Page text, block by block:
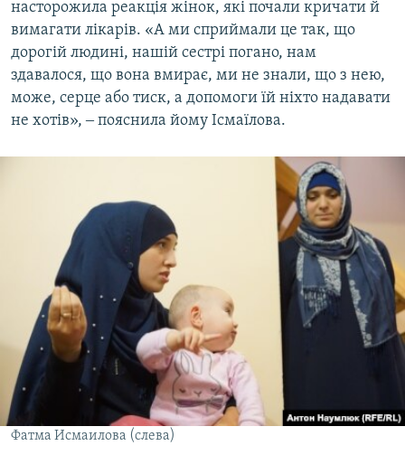
насторожила реакція жінок, які почали кричати й
вимагати лікарів. «А ми сприймали це так, що
дорогій людині, нашій сестрі погано, нам
здавалося, що вона вмирає, ми не знали, що з нею,
може, серце або тиск, а допомоги їй ніхто надавати
не хотів», ‒ пояснила йому Ісмаїлова.
Фатма Исмаилова (слева)